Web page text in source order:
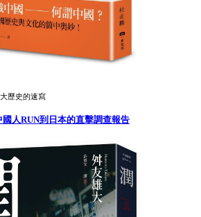
歷史的速寫
人RUN到日本的直擊調查報告